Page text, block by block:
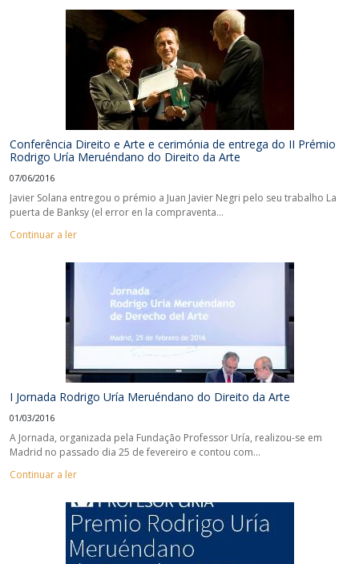
Conferência Direito e Arte e cerimónia de entrega do II Prémio
Rodrigo Uría Meruéndano do Direito da Arte
07/06/2016
Javier Solana entregou o prémio a Juan Javier Negri pelo seu trabalho La
puerta de Banksy (el error en la compraventa...
Continuar a ler
I Jornada Rodrigo Uría Meruéndano do Direito da Arte
01/03/2016
A Jornada, organizada pela Fundação Professor Uría, realizou-se em
Madrid no passado dia 25 de fevereiro e contou com...
Continuar a ler